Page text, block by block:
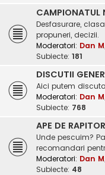
CAMPIONATUL
Desfasurare,
propuneri, decizii.
Moderatori: Dan M,
Subiecte: 181
DISCUTII
Aici putem
Moderatori: Dan M,
Subiecte: 768
APE DE
Unde pescuim?
recomandari
Moderatori: Dan M,
Subiecte: 48